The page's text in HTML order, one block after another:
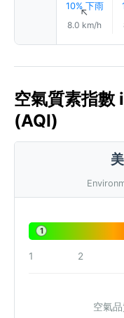
10% 下雨
↑
8.0 km/h
空氣質素指
(AQI)
1
1 2
空氣